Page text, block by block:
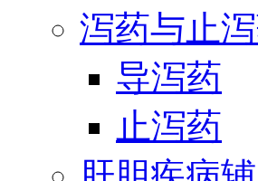
泻药与止
导泻药
止泻药